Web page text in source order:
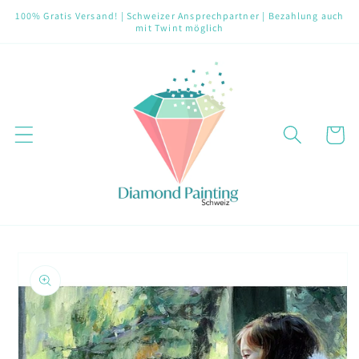
zum
100% Gratis Versand! | Schweizer Ansprechpartner | Bezahlung auch
mit Twint möglich